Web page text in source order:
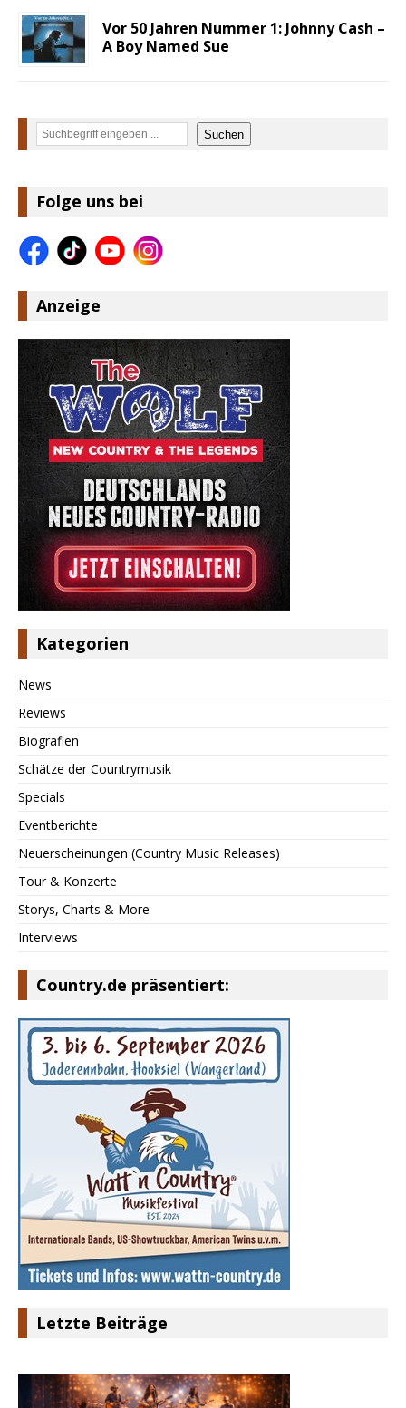
Vor 50 Jahren Nummer 1: Johnny Cash –
A Boy Named Sue
Suchen Suchen
Folge uns bei
Anzeige
Kategorien
News
Reviews
Biografien
Schätze der Countrymusik
Specials
Eventberichte
Neuerscheinungen (Country Music Releases)
Tour & Konzerte
Storys, Charts & More
Interviews
Country.de präsentiert:
Letzte Beiträge